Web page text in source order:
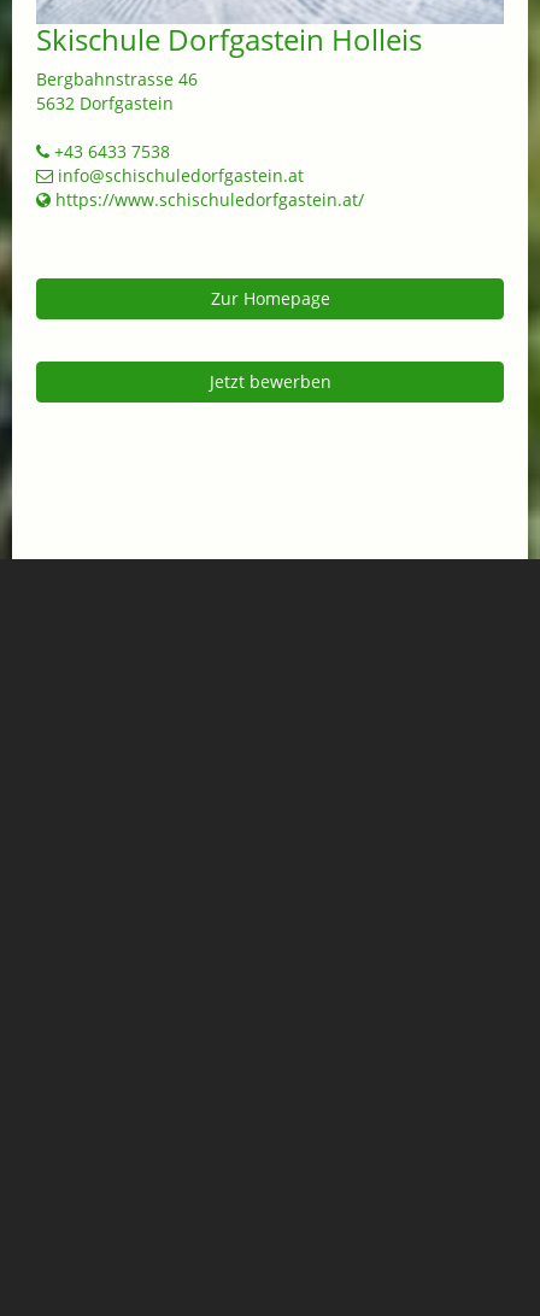
Skischule Dorfgastein Holleis
Bergbahnstrasse 46
5632 Dorfgastein
+43 6433 7538
info@schischuledorfgastein.at
https://www.schischuledorfgastein.at/
Zur Homepage
Jetzt bewerben